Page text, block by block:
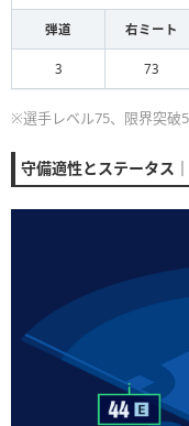
弾道 右ミート
3 73
※選手レベル75、限界突破
守備適性とステータス